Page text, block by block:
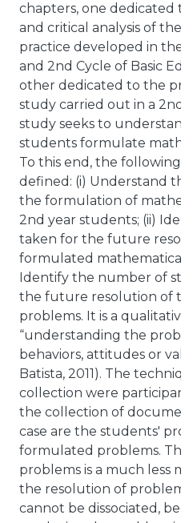
chapters, one dedicated
and critical analysis of the
practice developed in the
and 2nd Cycle of Basic
other dedicated to the
study carried out in a 2nd
study seeks to
students formulate
To this end, the following
defined: (i) Understand
the formulation of
2nd year students; (ii)
taken for the future
formulated mathematical
Identify the number of
the future resolution of
problems. It is a qualitative
“understanding the
behaviors, attitudes or
Batista, 2011). The
collection were
the collection of
case are the students'
formulated problems.
problems is a much less
the resolution of
cannot be dissociated,